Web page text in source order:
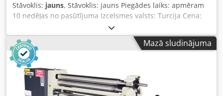
Stāvoklis: jauns, Stāvoklis: jauns Piegādes laiks: apmēram
10 nedēļas no pasūtījuma Izcelsmes valsts: Turcija Cena:
10 500 € Līzinga likme: 201,6 € Locīšanas garums: 1050 mm
Maks. locīšanas kapacitāte - būvniecības tērauds: 4 mm
Augšējā veltņa diametrs: 110 mm Motora jauda: 2,2 kW
Garums: 1100 mm Dcodpeynm Dkjfx Alrok Platums: 750
mm Augstums: 1000 mm Svars: 990 kg 3 veltņi Asimetriska
veltņu iekārta – ar priekšliecumu 2 veltņi ar piedziņu,
izmantojot bremžu motoru Manuāla sānu veltņu
Mazā sludinājuma